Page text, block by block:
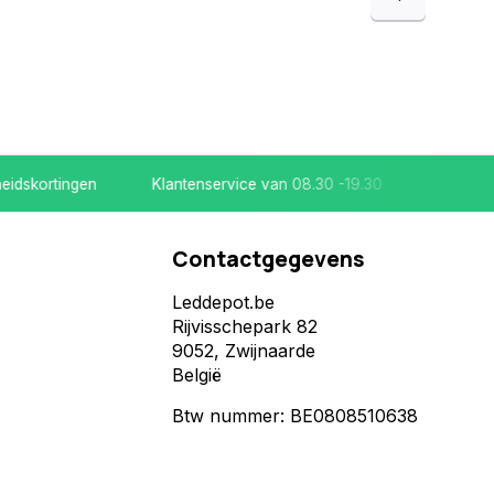
Klantenservice van 08.30 -19.30
Contactgegevens
Leddepot.be
Rijvisschepark 82
9052, Zwijnaarde
België
Btw nummer: BE0808510638